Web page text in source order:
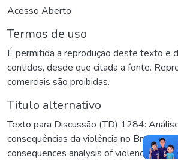
Acesso Aberto
Termos de uso
É permitida a reprodução deste texto e
contidos, desde que citada a fonte.
comerciais são proibidas.
Titulo alternativo
Texto para Discussão (TD) 1284:
consequências da violência no Brasil,
consequences analysis of violence in